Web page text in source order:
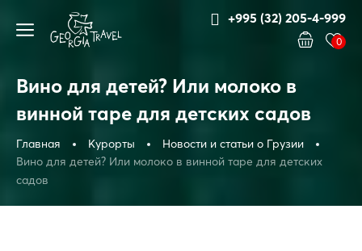
+995 (32) 205-4-999
0
Вино для детей? Или молоко в
винной таре для детских садов
Главная Курорты
Новости и статьи о Грузии
Вино для детей? Или молоко в винной таре для детских
садов